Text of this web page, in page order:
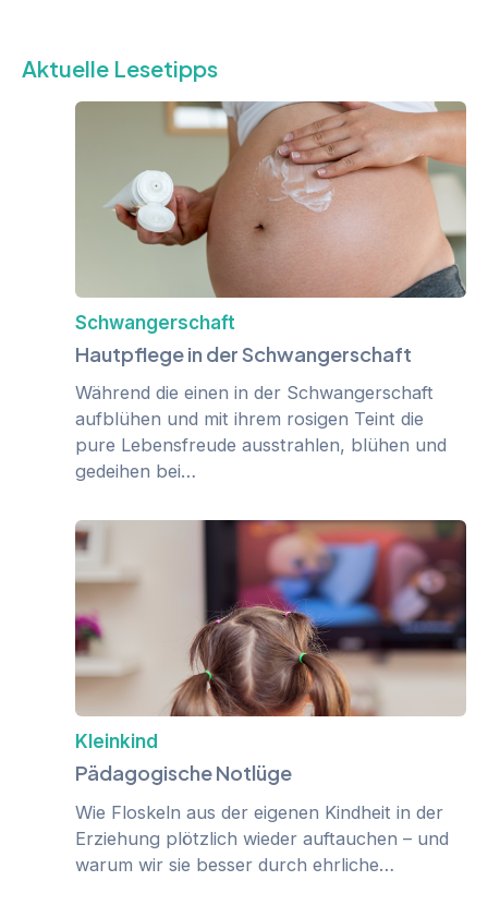
Aktuelle Lesetipps
Schwangerschaft
Hautpflege in der Schwangerschaft
Während die einen in der Schwangerschaft
aufblühen und mit ihrem rosigen Teint die
pure Lebensfreude ausstrahlen, blühen und
gedeihen bei…
Kleinkind
Pädagogische Notlüge
Wie Floskeln aus der eigenen Kindheit in der
Erziehung plötzlich wieder auftauchen – und
warum wir sie besser durch ehrliche…